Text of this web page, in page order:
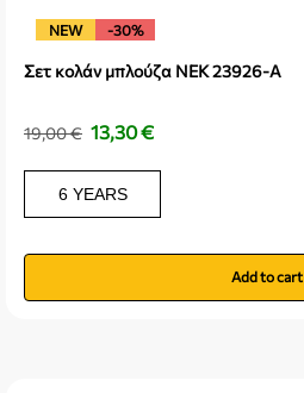
NEW -30%
Σετ κολάν μπλούζα NEK 23926-A
19,00€ 13,30€
6 YEARS
Add to cart